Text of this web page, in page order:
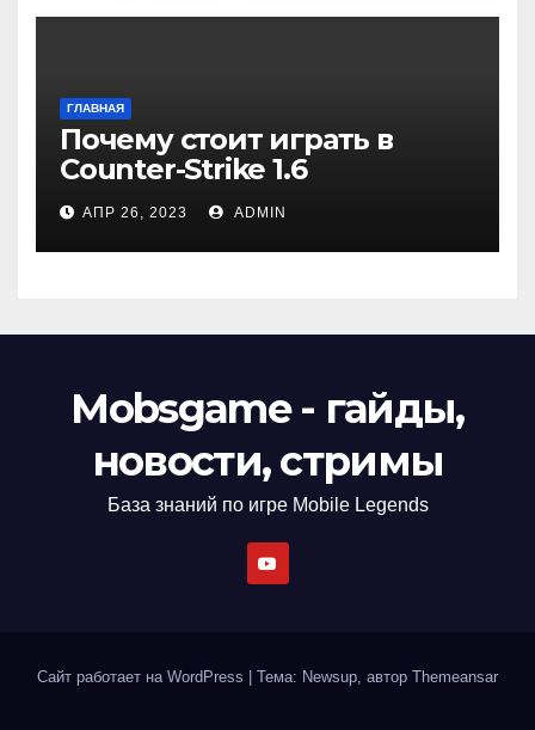
ГЛАВНАЯ
Почему стоит играть в
Counter-Strike 1.6
АПР 26, 2023 ADMIN
Mobsgame - гайды,
новости, стримы
База знаний по игре Mobile Legends
Сайт работает на WordPress Тема: Newsup, автор Themeansar